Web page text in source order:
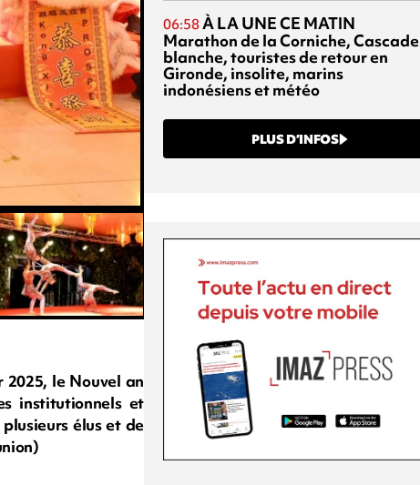
le Nouvel an
institutionnels et
élus et de
06:58À LA UNE CE MATIN
Marathon de la Corniche, Cascade
blanche, touristes de retour en
Gironde, insolite, marins
indonésiens et météo
PLUS D’INFOS